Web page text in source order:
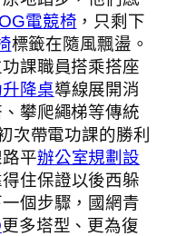
電競椅 ，只剩下
標籤在隨風飄盪。
課職員搭乘搭座
降桌導線展開消
攀爬繩梯等傳統
次帶電功課的勝利
平辦公室規劃設
住保證以後西躲
個步驟，國網青
更多塔型、更為復